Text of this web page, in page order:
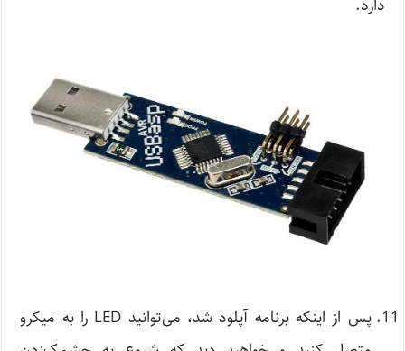
دارد.
پس از اینکه برنامه آپلود شد، می‌توانید LED را به میکرو